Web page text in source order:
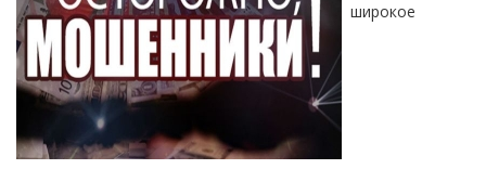
широкое